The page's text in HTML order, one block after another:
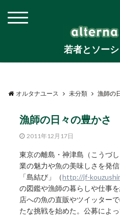
若者とソー
オルタナユース 未分類 漁師の
漁師の日々の豊かさ
2011年12月17日
東京の離島・神津島（こうづ
業の魅力や魚の美味しさを発
「島結び」（http://jf-
の図鑑や漁師の暮らしや仕事
店への魚の直販やツイッター
たな挑戦を始めた。公募によ